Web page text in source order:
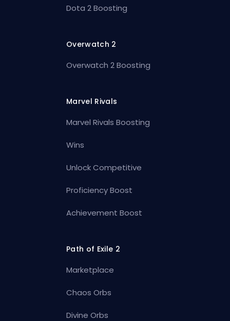
Dota 2 Boosting
Overwatch 2
Overwatch 2 Boosting
Marvel Rivals
Marvel Rivals Boosting
Wins
Unlock Competitive
Proficiency Boost
Achievement Boost
Path of Exile 2
Marketplace
Chaos Orbs
Divine Orbs